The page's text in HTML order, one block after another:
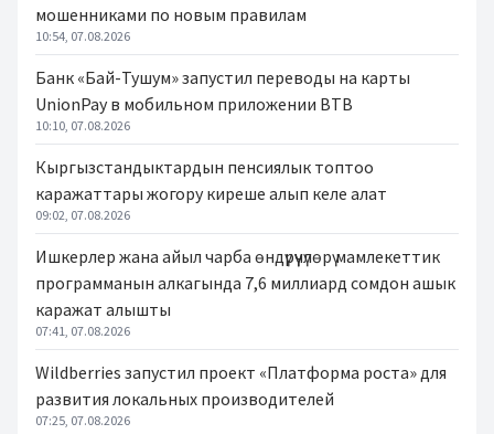
мошенниками по новым правилам
10:54, 07.08.2026
Банк «Бай-Тушум» запустил переводы на карты
UnionPay в мобильном приложении BTB
10:10, 07.08.2026
Кыргызстандыктардын пенсиялык топтоо
каражаттары жогору киреше алып келе алат
09:02, 07.08.2026
Ишкерлер жана айыл чарба өндүрүүчүлөрү мамлекеттик
программанын алкагында 7,6 миллиард сомдон ашык
каражат алышты
07:41, 07.08.2026
Wildberries запустил проект «Платформа роста» для
развития локальных производителей
07:25, 07.08.2026